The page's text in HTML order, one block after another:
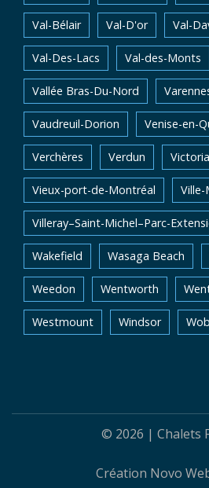
Val-Bélair Val-D'or Val-
Val-Des-Lacs Val-des-Monts
Vallée Bras-Du-Nord
Vaudreuil-Dorion Venise-en-
Verchères Verdun
Vieux-port-de-Montréal Ville-
Villeray–Saint-Michel–Parc-
Wakefield Wasaga Beach
Weedon Wentworth
Westmount Windsor
© 2026 | Chalets
Création Novo